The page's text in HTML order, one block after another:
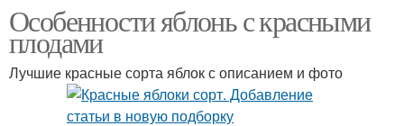
Особенности яблонь с красными
плодами
Лучшие красные сорта яблок с описанием и фото